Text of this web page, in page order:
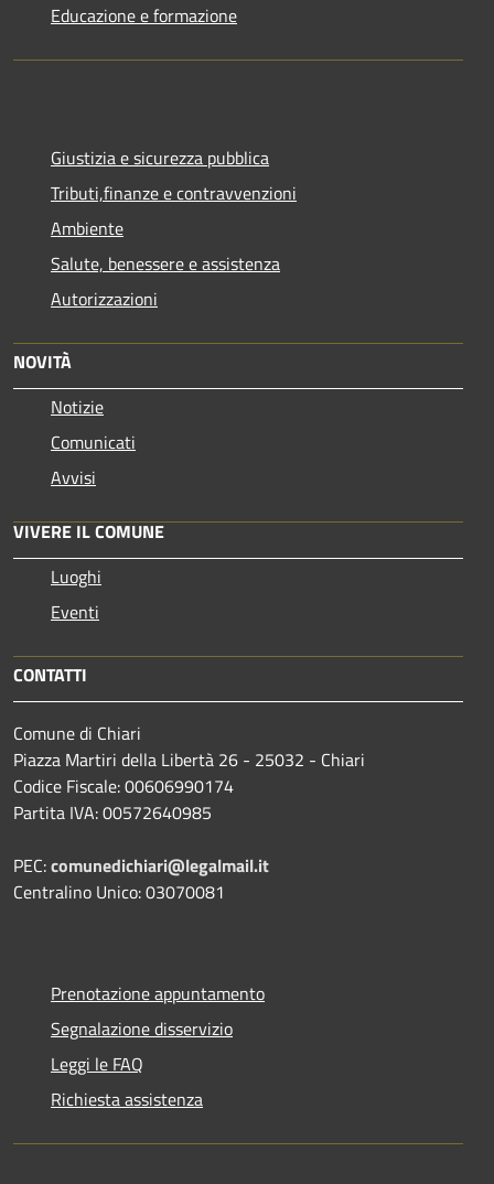
Educazione e formazione
Giustizia e sicurezza pubblica
Tributi,finanze e contravvenzioni
Ambiente
Salute, benessere e assistenza
Autorizzazioni
NOVITÀ
Notizie
Comunicati
Avvisi
VIVERE IL COMUNE
Luoghi
Eventi
CONTATTI
Comune di Chiari
Piazza Martiri della Libertà 26 - 25032 - Chiari
Codice Fiscale: 00606990174
Partita IVA: 00572640985
PEC:comunedichiari@legalmail.it
Centralino Unico: 03070081
Prenotazione appuntamento
Segnalazione disservizio
Leggi le FAQ
Richiesta assistenza